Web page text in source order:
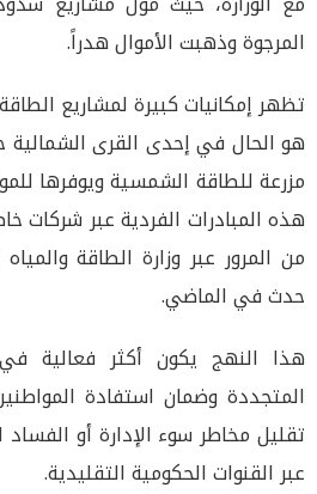
المرجوة وذهبت الأموال هدراً.
تظهر إمكانيات كبيرة لمشاريع
هو الحال في إحدى القرى
مزرعة للطاقة الشمسية ويوفرها
هذه المبادرات الفردية عبر شركات
من المرور عبر وزارة الطاقة
حدث في الماضي.
هذا النهج يكون أكثر فعالية
المتجددة وضمان استفادة
تقليل مخاطر سوء الإدارة أو
عبر القنوات الحكومية التقليدية.